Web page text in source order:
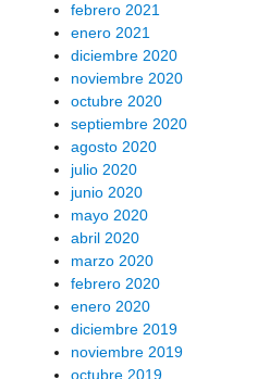
febrero 2021
enero 2021
diciembre 2020
noviembre 2020
octubre 2020
septiembre 2020
agosto 2020
julio 2020
junio 2020
mayo 2020
abril 2020
marzo 2020
febrero 2020
enero 2020
diciembre 2019
noviembre 2019
octubre 2019